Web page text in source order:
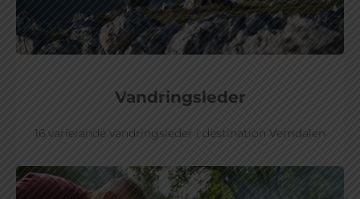
Vandringsleder
16 varierande vandringsleder i destination Vemdalen